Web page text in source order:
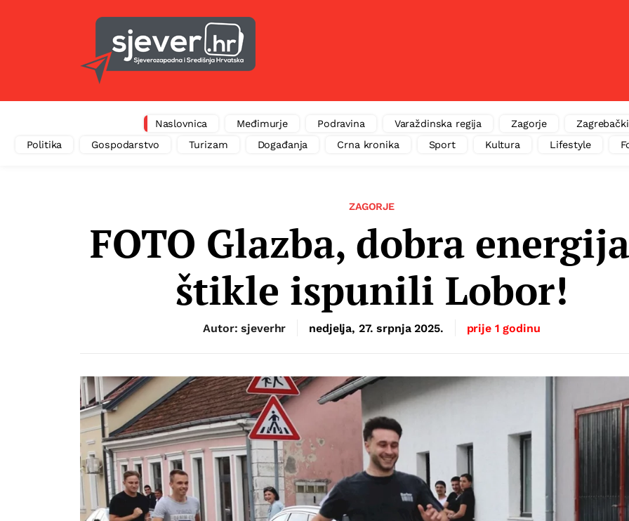
Naslovnica Međimurje Podravina Varaždinska regija Zagorje
Politika
Gospodarstvo Turizam Događanja Crna kronika Sport Kultura Lifestyle
ZAGORJE
FOTO Glazba, dobra
štikle ispunili Lobor!
Autor: sjeverhr nedjelja, 27. srpnja 2025. prije 1 godinu